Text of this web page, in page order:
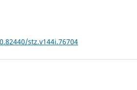
stz.v144i.76704